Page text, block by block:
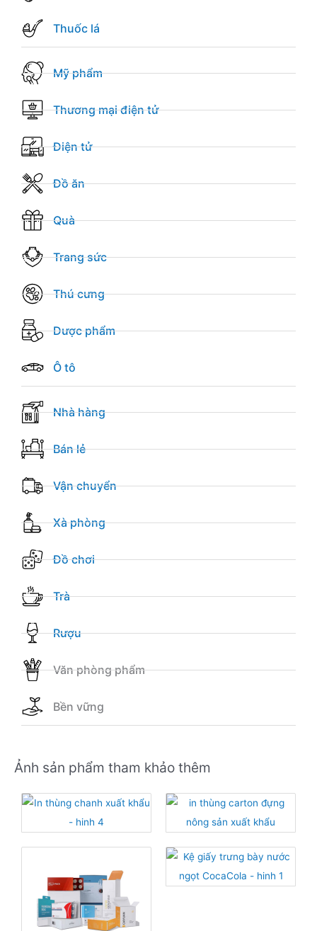
Thuốc lá
Mỹ phẩm
Thương mại điện tử
Điện tử
Đồ ăn
Quà
Trang sức
Thú cưng
Dược phẩm
Ô tô
Nhà hàng
Bán lẻ
Vận chuyển
Xà phòng
Đồ chơi
Trà
Rượu
Văn phòng phẩm
Bền vững
Ảnh sản phẩm tham khảo thêm